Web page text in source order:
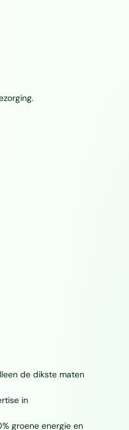
de dikste maten
in
groene energie en